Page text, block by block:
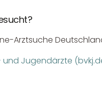
Arztsuche
Jugendärzte